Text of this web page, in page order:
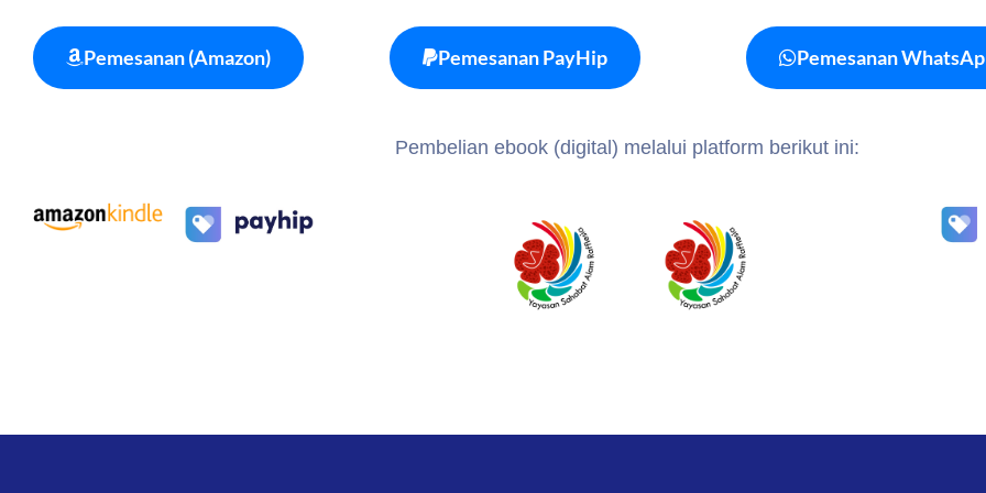
Pemesanan (Amazon) Pemesanan PayHip Pemesanan
Pembelian ebook (digital) melalui platform berikut ini: